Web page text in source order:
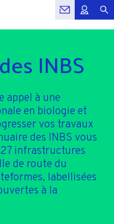
INBS
appel à une
en biologie et
vos travaux
des INBS vous
infrastructures
de route du
labellisées
à la